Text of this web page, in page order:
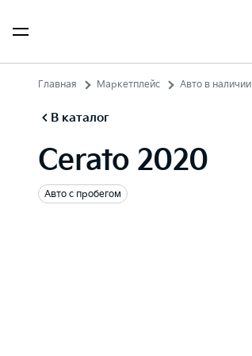
Главная Маркетплейс Авто в наличии
В каталог
Cerato 2020
Авто с пробегом